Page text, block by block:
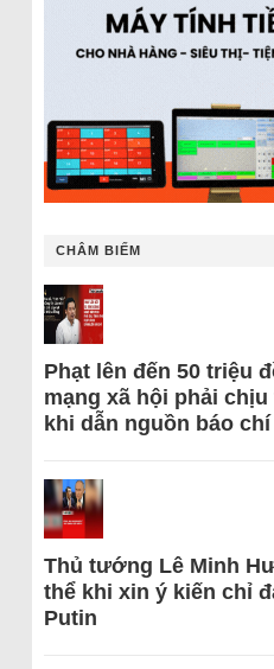
CHÂM BIẾM
Phạt lên đến 50 triệu
mạng xã hội phải
khi dẫn nguồn báo chí
Thủ tướng Lê Minh
thể khi xin ý kiến chỉ
Putin